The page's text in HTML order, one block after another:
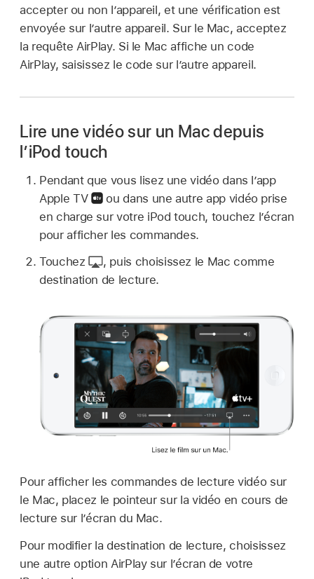
accepter ou non l’appareil, et une vérification est
envoyée sur l’autre appareil. Sur le Mac, acceptez
la requête AirPlay. Si le Mac affiche un code
AirPlay, saisissez le code sur l’autre appareil.
Lire une vidéo sur un Mac depuis
l’iPod touch
Pendant que vous lisez une vidéo dans l’app
Apple TV
ou dans une autre app vidéo prise
en charge sur votre iPod touch, touchez l’écran
pour afficher les commandes.
Touchez
, puis choisissez le Mac comme
destination de lecture.
Pour afficher les commandes de lecture vidéo sur
le Mac, placez le pointeur sur la vidéo en cours de
lecture sur l’écran du Mac.
Pour modifier la destination de lecture, choisissez
une autre option AirPlay sur l’écran de votre